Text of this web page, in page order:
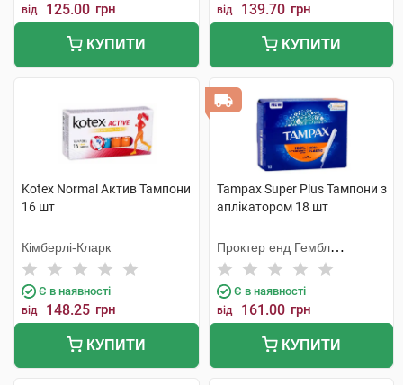
від 125.00 грн
КУПИТИ
від 139.70 грн
КУПИТИ
Kotex Normal Актив Тампони
16 шт
Кімберлі-Кларк
Є в наявності
від 148.25 грн
КУПИТИ
Tampax Super Plus Тампони з
аплікатором 18 шт
Проктер енд Гембл
Мануфекчурінг
Є в наявності
від 161.00 грн
КУПИТИ